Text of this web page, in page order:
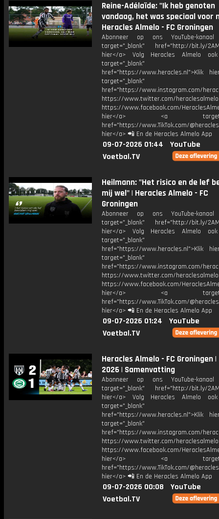
Reine-Adélaïde: "Ik heb genoten
vandaag, het was speciaal voor
Heracles Almelo - FC Groningen
Abonneer op ons YouTube-
target="_blank" href="http://bit.ly/
hier</a> Volg Heracles Almelo
target="_blank"
href="https://www.heracles.nl">Klik
target="_blank"
href="https://www.instagram.com/
https://www.twitter.com/heraclesalmelo
https://www.facebook.com/
hier</a> <a
href="https://www.TikTok.com/
hier</a> 📲 En de Heracles Almelo App
09-07-2026 01:44
YouTube
Voetbal.TV
Heilmann: "Het risico en de lef
mij wel" | Heracles Almelo - FC
Groningen
Abonneer op ons YouTube-
target="_blank" href="http://bit.ly/
hier</a> Volg Heracles Almelo
target="_blank"
href="https://www.heracles.nl">Klik
target="_blank"
href="https://www.instagram.com/
https://www.twitter.com/heraclesalmelo
https://www.facebook.com/
hier</a> <a
href="https://www.TikTok.com/
hier</a> 📲 En de Heracles Almelo App
09-07-2026 01:24
YouTube
Voetbal.TV
Heracles Almelo - FC Groningen
2026 | Samenvatting
Abonneer op ons YouTube-
target="_blank" href="http://bit.ly/
hier</a> Volg Heracles Almelo
target="_blank"
href="https://www.heracles.nl">Klik
target="_blank"
href="https://www.instagram.com/
https://www.twitter.com/heraclesalmelo
https://www.facebook.com/
hier</a> <a
href="https://www.TikTok.com/
hier</a> 📲 En de Heracles Almelo App
09-07-2026 00:08
YouTube
Voetbal.TV